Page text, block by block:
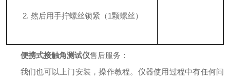
2. 然后用手拧螺丝锁紧（1颗螺丝）
便携式接触角测试仪售后服务：
我们也可以上门安装，操作教程。仪器使用过程中有任何问